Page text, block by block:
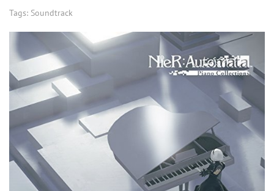
Tags: Soundtrack